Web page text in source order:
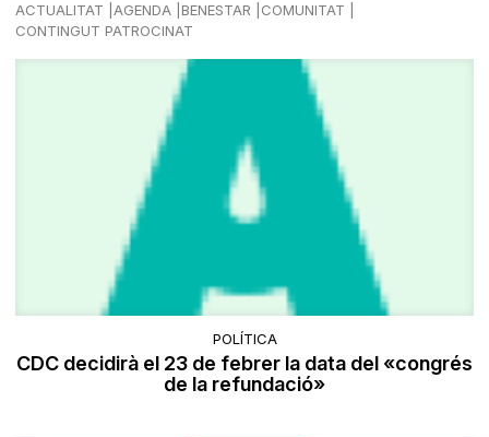
ACTUALITAT AGENDA BENESTAR
COMUNITAT
CONTINGUT PATROCINAT
POLÍTICA
CDC decidirà el 23 de febrer la data del «congrés
de la refundació»